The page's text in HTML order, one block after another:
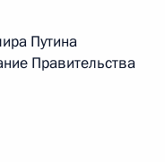
Путина
Правительства